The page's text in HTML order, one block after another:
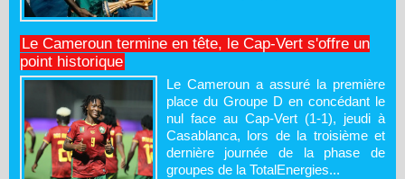
Le Cameroun termine en tête, le Cap-Vert s'offre un
point historique
Le Cameroun a assuré la première
place du Groupe D en concédant le
nul face au Cap-Vert (1-1), jeudi à
Casablanca, lors de la troisième et
dernière journée de la phase de
groupes de la TotalEnergies...